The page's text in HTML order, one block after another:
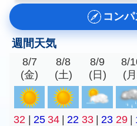
コン
週間天気
8/7
(金)
8/8
(土)
8/9
(日)
8/
(
32 | 25 34 | 22 33 | 23 29 |